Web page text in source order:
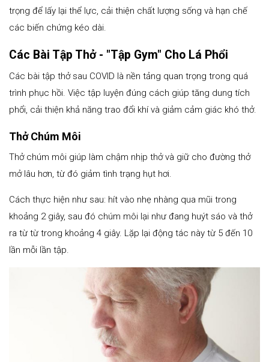
trọng để lấy lại thể lực, cải thiện chất lượng sống và hạn chế
các biến chứng kéo dài.
Các Bài Tập Thở - "Tập Gym" Cho Lá Phổi
Các bài tập thở sau COVID là nền tảng quan trọng trong quá
trình phục hồi. Việc tập luyện đúng cách giúp tăng dung tích
phổi, cải thiện khả năng trao đổi khí và giảm cảm giác khó thở.
Thở Chúm Môi
Thở chúm môi giúp làm chậm nhịp thở và giữ cho đường thở
mở lâu hơn, từ đó giảm tình trạng hụt hơi.
Cách thực hiện như sau: hít vào nhẹ nhàng qua mũi trong
khoảng 2 giây, sau đó chúm môi lại như đang huýt sáo và thở
ra từ từ trong khoảng 4 giây. Lặp lại động tác này từ 5 đến 10
lần mỗi lần tập.